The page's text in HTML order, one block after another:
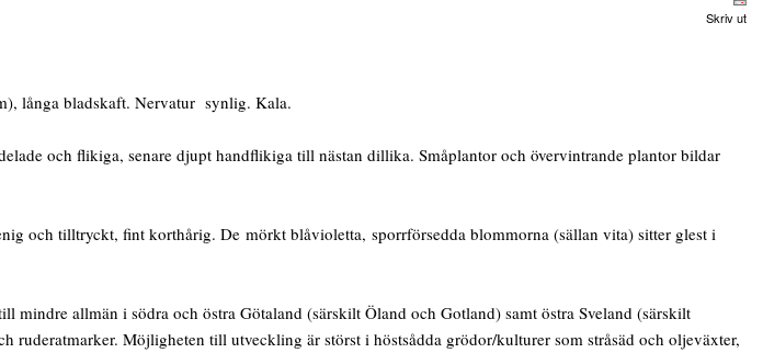
Skriv ut
långa bladskaft. Nervatur synlig. Kala.
och flikiga, senare djupt handflikiga till nästan dillika. Småplantor och övervintrande plantor bildar
och tilltryckt, fint korthårig. De mörkt blåvioletta, sporrförsedda blommorna (sällan vita) sitter glest i
mindre allmän i södra och östra Götaland (särskilt Öland och Gotland) samt östra Sveland (särskilt
ruderatmarker. Möjligheten till utveckling är störst i höstsådda grödor/kulturer som stråsäd och oljeväxter,